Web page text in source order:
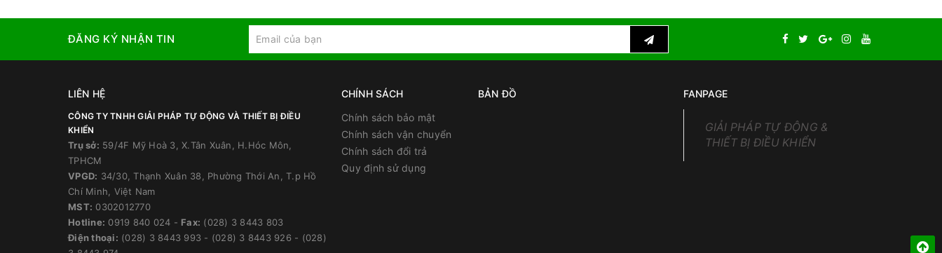
ĐĂNG KÝ NHẬN TIN
LIÊN HỆ
CÔNG TY TNHH GIẢI PHÁP TỰ ĐỘNG VÀ THIẾT BỊ ĐIỀU
KHIỂN
Trụ sở: 59/4F Mỹ Hoà 3, X.Tân Xuân, H.Hóc Môn,
TPHCM
VPGD: 34/30, Thạnh Xuân 38, Phường Thới An, T.p Hồ
Chí Minh, Việt Nam
MST: 0302012770
Hotline: 0919 840 024 - Fax: (028) 3 8443 803
Điện thoại: (028) 3 8443 993 - (028) 3 8443 926 - (028)
CHÍNH SÁCH
Chính sách bảo mật
Chính sách vận chuyển
Chính sách đổi trả
Quy định sử dụng
BẢN ĐỒ FANPAGE
GIẢI PHÁP TỰ ĐỘNG &
THIẾT BỊ ĐIỀU KHIỂN